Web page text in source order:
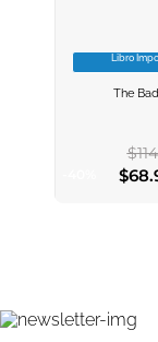
VER
Libro
The
$114
$68.